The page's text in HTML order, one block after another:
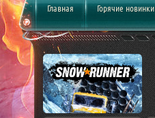
Главная Горячие новинки